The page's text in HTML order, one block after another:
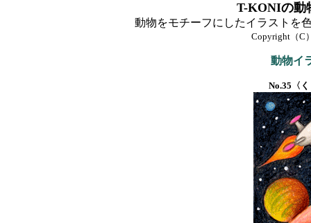
T-KONIの動
動物をモチーフにしたイラストを
Copyright（C
動物イ
No.35〈